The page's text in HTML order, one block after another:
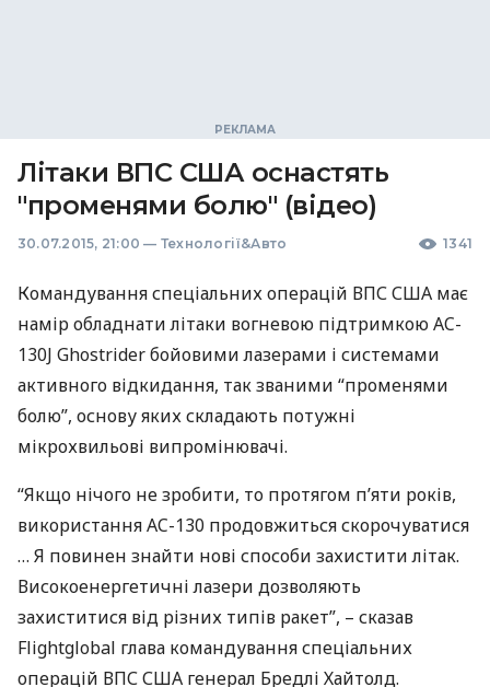
Літаки ВПС США оснастять
"променями болю" (відео)
30.07.2015, 21:00 — Технології&Авто 1341
Командування спеціальних операцій ВПССША має
намір обладнати літаки вогневою підтримкою AC-
130J Ghostrider бойовими лазерами і системами
активного відкидання, так званими “променями
болю”, основу яких складають потужні
мікрохвильові випромінювачі.
“Якщо нічого не зробити, то протягом п’яти років,
використання AC-130 продовжиться скорочуватися
… Я повинен знайти нові способи захистити літак.
Високоенергетичні лазери дозволяють
захиститися від різних типів ракет”, – сказав
Flightglobal глава командування спеціальних
операцій ВПССША генерал Бредлі Хайтолд.